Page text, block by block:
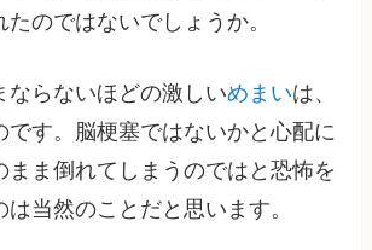
のではないでしょうか。
ならないほどの激しいめまいは、
です。脳梗塞ではないかと心配に
まま倒れてしまうのではと恐怖を
当然のことだと思います。